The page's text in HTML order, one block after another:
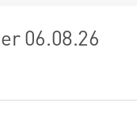
06.08.26